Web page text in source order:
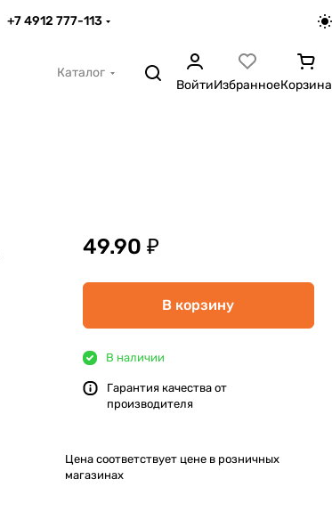
+7 4912 777-113
Каталог
ВойтиИзбранноеКорзина
49.90 ₽
В корзину
В наличии
Гарантия качества от
производителя
Цена соответствует цене в розничных
магазинах